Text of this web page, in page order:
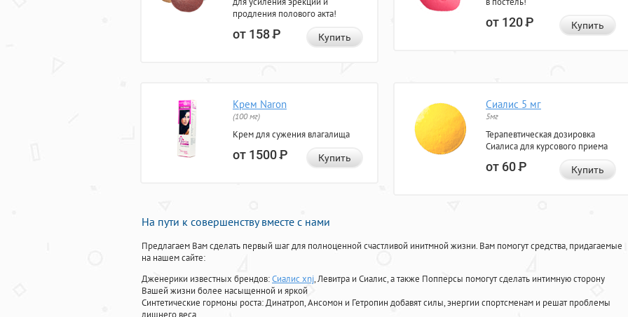
продления полового акта!
от 158Р Купить
от 120Р Купить
Крем Naron
(100 мг)
Крем для сужения влагалища
от 1500Р Купить
Сиалис 5 мг
5мг
Терапевтическая дозировка
Сиалиса для курсового приема
от 60Р Купить
На пути к совершенству вместе с нами
Предлагаем Вам сделать первый шаг для полноценной счастливой инитмной жизни. Вам помогут средства, придагаемые
на нашем сайте:
Дженерики известных брендов:Сиалис xnj, Левитра и Сиалис, а также Попперсы помогут сделать интимную сторону
Вашей жизни более насыщенной и яркой
Синтетические гормоны роста: Динатроп, Ансомон и Гетропин добавят силы, энергии спортсменам и решат проблемы